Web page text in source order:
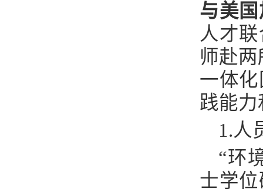
与美
人才
师赴
一体
践能
1.人
“环
士学